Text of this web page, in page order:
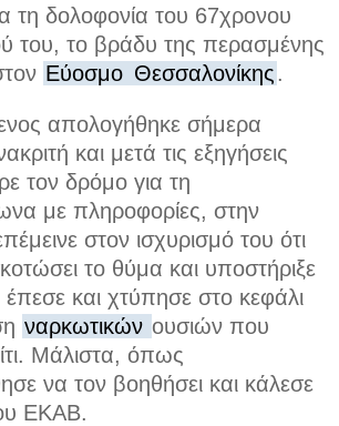
τη δολοφονία του 67χρονου
του, το βράδυ της περασμένης
Εύοσμο Θεσσαλονίκης.
απολογήθηκε σήμερα
και μετά τις εξηγήσεις
τον δρόμο για τη
με πληροφορίες, στην
στον ισχυρισμό του ότι
το θύμα και υποστήριξε
έπεσε και χτύπησε στο κεφάλι
ναρκωτικών ουσιών που
Μάλιστα, όπως
να τον βοηθήσει και κάλεσε
ΕΚΑΒ.